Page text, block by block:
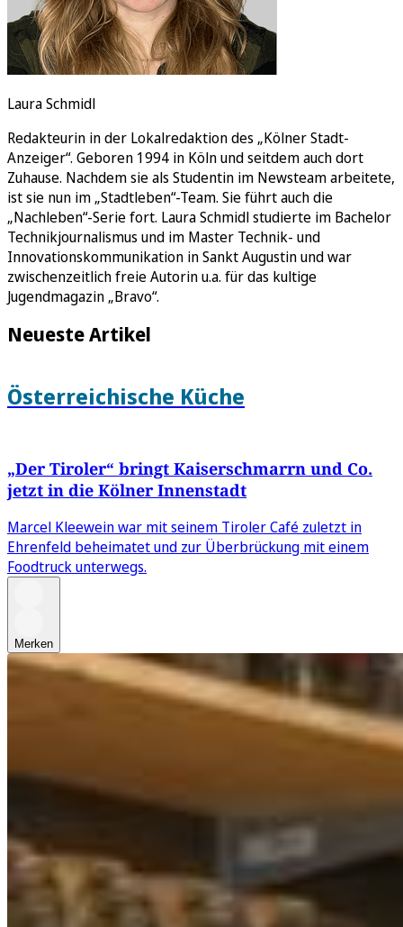
Laura Schmidl
Redakteurin in der Lokalredaktion des „Kölner Stadt-
Anzeiger“. Geboren 1994 in Köln und seitdem auch dort
Zuhause. Nachdem sie als Studentin im Newsteam arbeitete,
ist sie nun im „Stadtleben“-Team. Sie führt auch die
„Nachleben“-Serie fort. Laura Schmidl studierte im Bachelor
Technikjournalismus und im Master Technik- und
Innovationskommunikation in Sankt Augustin und war
zwischenzeitlich freie Autorin u.a. für das kultige
Jugendmagazin „Bravo“.
Neueste Artikel
Österreichische Küche
„Der Tiroler“ bringt Kaiserschmarrn und Co.
jetzt in die Kölner Innenstadt
Marcel Kleewein war mit seinem Tiroler Café zuletzt in
Ehrenfeld beheimatet und zur Überbrückung mit einem
Foodtruck unterwegs.
Merken